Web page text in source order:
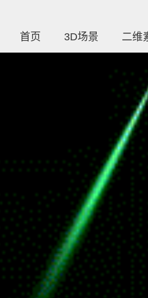
首页 3D场景 二维